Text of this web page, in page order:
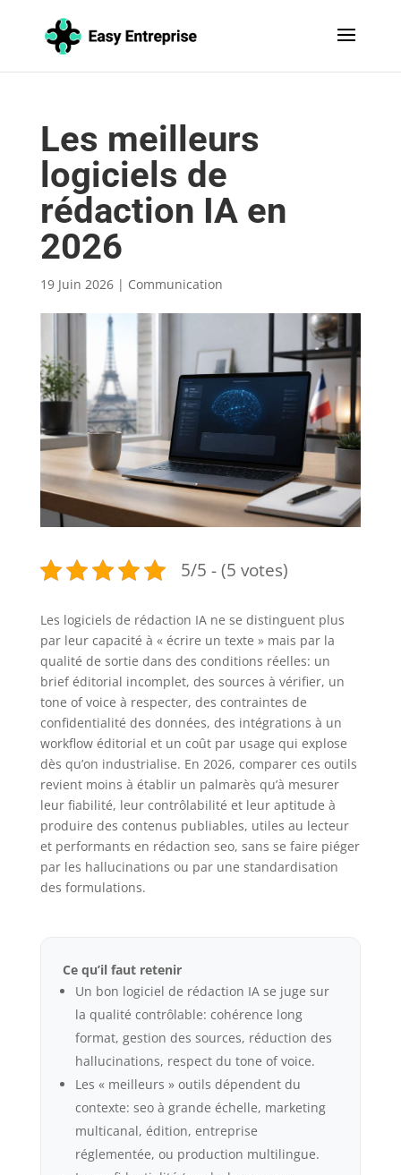
Les meilleurs
logiciels de
rédaction IA en
2026
19 Juin 2026| Communication
5/5 - (5 votes)
Les logiciels de rédaction IA ne se distinguent plus
par leur capacité à « écrire un texte » mais par la
qualité de sortie dans des conditions réelles: un
brief éditorial incomplet, des sources à vérifier, un
tone of voice à respecter, des contraintes de
confidentialité des données, des intégrations à un
workflow éditorial et un coût par usage qui explose
dès qu’on industrialise. En 2026, comparer ces outils
revient moins à établir un palmarès qu’à mesurer
leur fiabilité, leur contrôlabilité et leur aptitude à
produire des contenus publiables, utiles au lecteur
et performants en rédaction seo, sans se faire piéger
par les hallucinations ou par une standardisation
des formulations.
Ce qu’il faut retenir
Un bon logiciel de rédaction IA se juge sur
la qualité contrôlable: cohérence long
format, gestion des sources, réduction des
hallucinations, respect du tone of voice.
Les « meilleurs » outils dépendent du
contexte: seo à grande échelle, marketing
multicanal, édition, entreprise
réglementée, ou production multilingue.